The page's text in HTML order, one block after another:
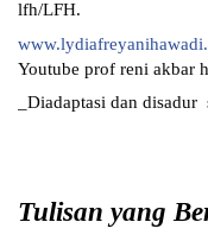
lfh/LFH.
Youtube prof reni akbar
_Diadaptasi dan disadur
Tulisan yang